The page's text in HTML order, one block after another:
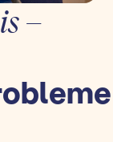
–